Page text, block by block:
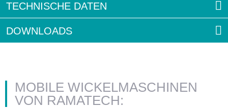
TECHNISCHE DATEN
DOWNLOADS
MOBILE WICKELMASCHINEN
VON RAMATECH: